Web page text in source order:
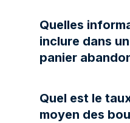
Quelles
inclure dans
panier
Quel est le
moyen des